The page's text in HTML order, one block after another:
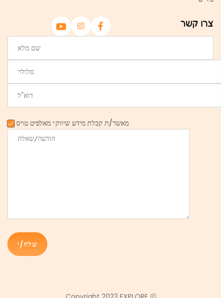
צרו קשר
מאשר/ת קבלת מידע שיווקי מאלפיט טויס